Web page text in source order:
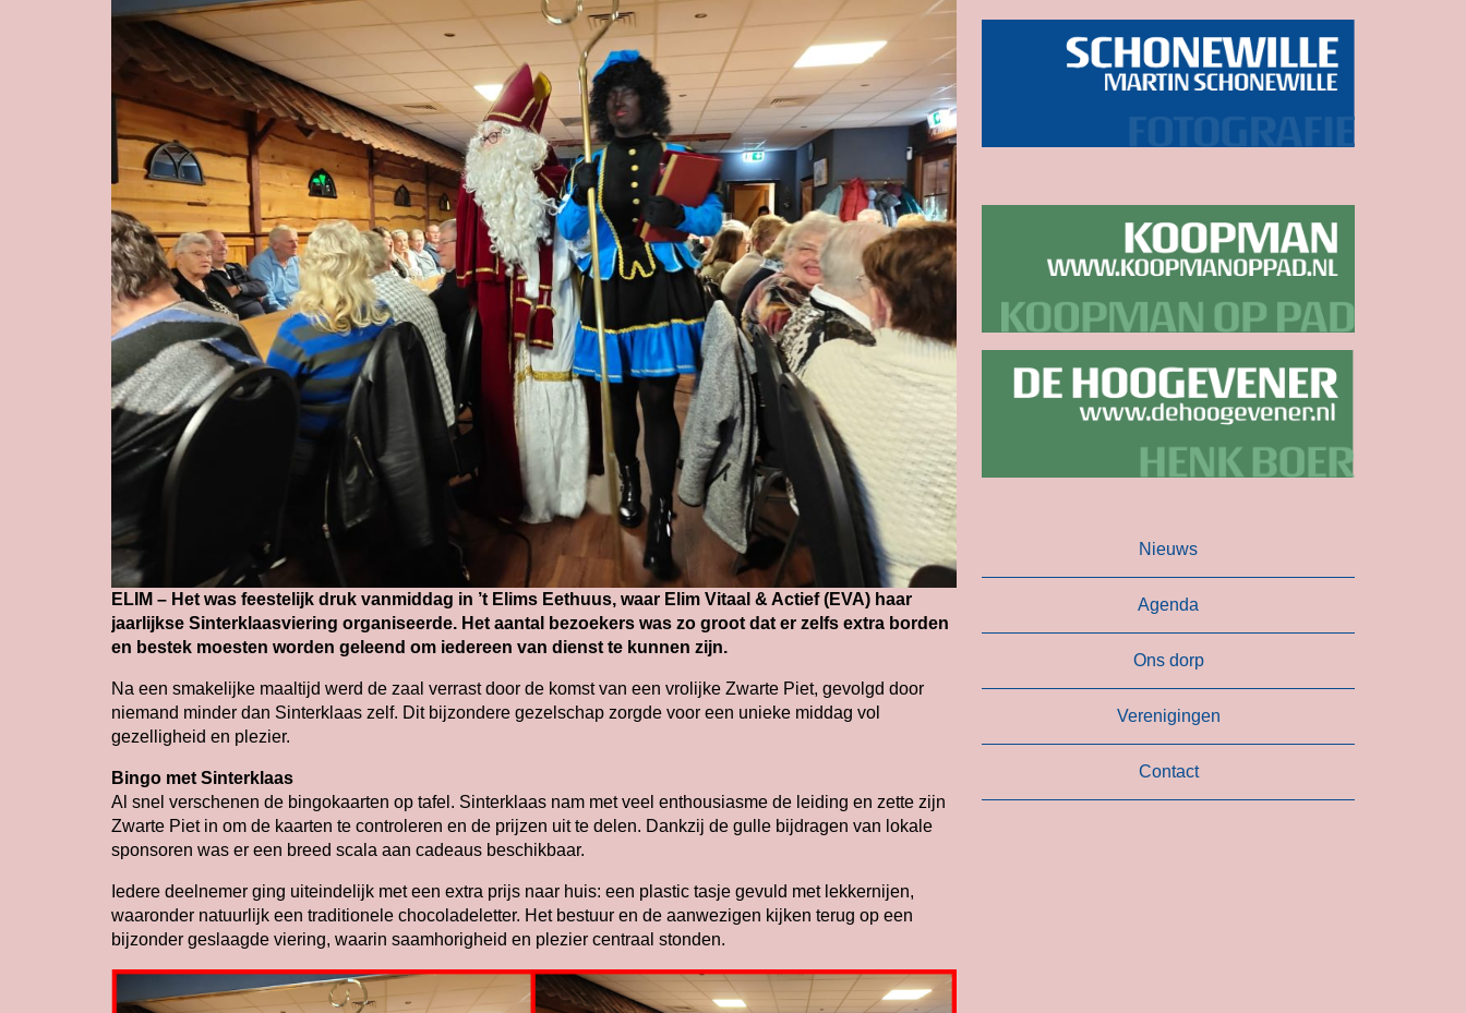
ELIM – Het was feestelijk druk vanmiddag in ’t Elims Eethuus, waar Elim Vitaal & Actief (EVA) haar
jaarlijkse Sinterklaasviering organiseerde. Het aantal bezoekers was zo groot dat er zelfs extra borden
en bestek moesten worden geleend om iedereen van dienst te kunnen zijn.
Na een smakelijke maaltijd werd de zaal verrast door de komst van een vrolijke Zwarte Piet, gevolgd door
niemand minder dan Sinterklaas zelf. Dit bijzondere gezelschap zorgde voor een unieke middag vol
gezelligheid en plezier.
Bingo met Sinterklaas
Al snel verschenen de bingokaarten op tafel. Sinterklaas nam met veel enthousiasme de leiding en zette zijn
Zwarte Piet in om de kaarten te controleren en de prijzen uit te delen. Dankzij de gulle bijdragen van lokale
sponsoren was er een breed scala aan cadeaus beschikbaar.
Iedere deelnemer ging uiteindelijk met een extra prijs naar huis: een plastic tasje gevuld met lekkernijen,
waaronder natuurlijk een traditionele chocoladeletter. Het bestuur en de aanwezigen kijken terug op een
bijzonder geslaagde viering, waarin saamhorigheid en plezier centraal stonden.
Nieuws
Agenda
Ons dorp
Verenigingen
Contact